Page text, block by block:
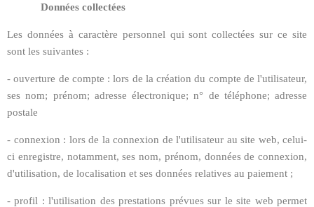
Données collectées
Les données à caractère personnel qui sont collectées sur ce site
sont les suivantes :
- ouverture de compte : lors de la création du compte de l'utilisateur,
ses nom; prénom; adresse électronique; n° de téléphone; adresse
postale
- connexion : lors de la connexion de l'utilisateur au site web, celui-
ci enregistre, notamment, ses nom, prénom, données de connexion,
d'utilisation, de localisation et ses données relatives au paiement ;
- profil : l'utilisation des prestations prévues sur le site web permet